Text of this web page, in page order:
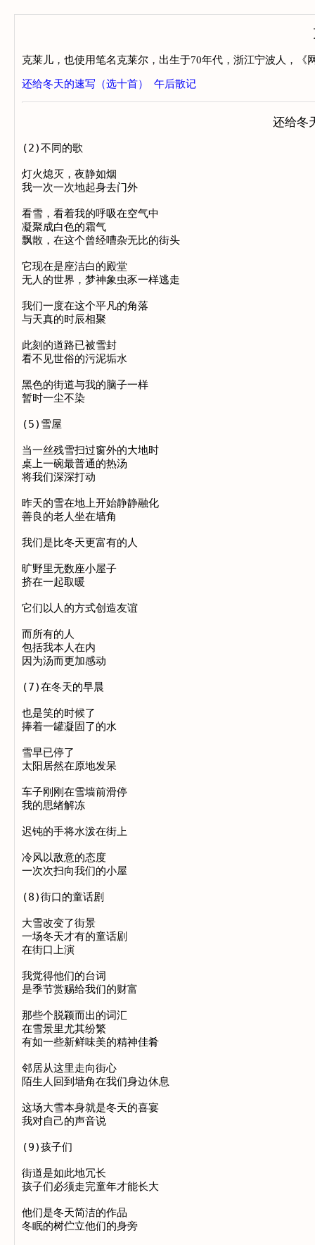
克莱儿，也使用笔名克莱尔，出生于70年代，浙江宁波人，
还给冬天的速写（选十首） 午后散记
还给冬
(2)不同的歌
灯火熄灭，夜静如烟
我一次一次地起身去门外
看雪，看着我的呼吸在空气中
凝聚成白色的霜气
飘散，在这个曾经嘈杂无比的街头
它现在是座洁白的殿堂
无人的世界，梦神象虫豕一样逃走
我们一度在这个平凡的角落
与天真的时辰相聚
此刻的道路已被雪封
看不见世俗的污泥垢水
黑色的街道与我的脑子一样
暂时一尘不染
(5)雪屋
当一丝残雪扫过窗外的大地时
桌上一碗最普通的热汤
将我们深深打动
昨天的雪在地上开始静静融化
善良的老人坐在墙角
我们是比冬天更富有的人
旷野里无数座小屋子
挤在一起取暖
它们以人的方式创造友谊
而所有的人
包括我本人在内
因为汤而更加感动
(7)在冬天的早晨
也是笑的时候了
捧着一罐凝固了的水
雪早已停了
太阳居然在原地发呆
车子刚刚在雪墙前滑停
我的思绪解冻
迟钝的手将水泼在街上
冷风以敌意的态度
一次次扫向我们的小屋
(8)街口的童话剧
大雪改变了街景
一场冬天才有的童话剧
在街口上演
我觉得他们的台词
是季节赏赐给我们的财富
那些个脱颖而出的词汇
在雪景里尤其纷繁
有如一些新鲜味美的精神佳肴
邻居从这里走向街心
陌生人回到墙角在我们身边休息
这场大雪本身就是冬天的喜宴
我对自己的声音说
(9)孩子们
街道是如此地冗长
孩子们必须走完童年才能长大
他们是冬天简洁的作品
冬眠的树伫立他们的身旁